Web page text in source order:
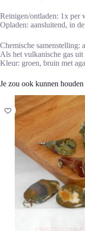
Reinigen/ontladen: 1x per
Opladen: aansluitend, in
Chemische samenstelling:
Als het vulkanische gas
Kleur: groen, bruin met
Je zou ook kunnen